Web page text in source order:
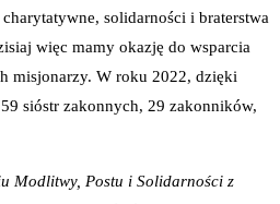
solidarności i braterstwa
więc mamy okazję do wsparcia
misjonarzy. W roku 2022, dzięki
sióstr zakonnych, 29 zakonników,
Modlitwy, Postu i Solidarności z